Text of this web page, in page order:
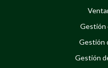
Gestión
Gestión
Gestión